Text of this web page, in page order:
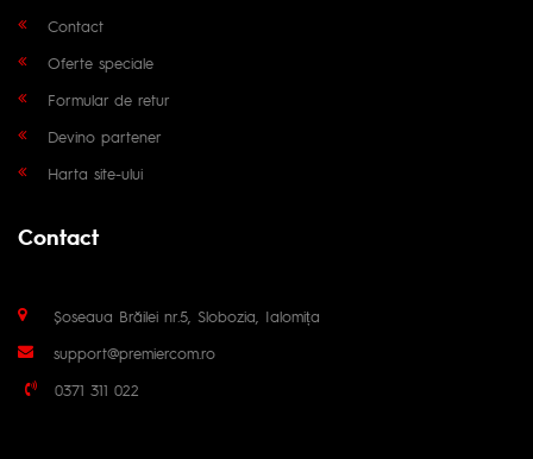
Contact
Oferte speciale
Formular de retur
Devino partener
Harta site-ului
Contact
Șoseaua Brăilei nr.5, Slobozia, Ialomița
support@premiercom.ro
0371 311 022